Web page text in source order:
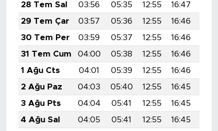
28 Tem Sal
03:56 05:35 12:55 16:47
29 Tem Çar
03:57 05:36 12:55 16:46
30 Tem Per
03:59 05:37 12:55 16:46
31 Tem Cum
04:00 05:38 12:55 16:46
1 Ağu Cts
04:01 05:39 12:55 16:46
2 Ağu Paz
04:03 05:40 12:55 16:45
3 Ağu Pts
04:04 05:41 12:55 16:45
4 Ağu Sal
04:05 05:41 12:55 16:45